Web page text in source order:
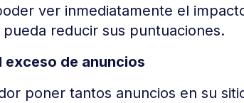
ver inmediatamente el
reducir sus puntuaciones.
exceso de anuncios
poner tantos anuncios en su